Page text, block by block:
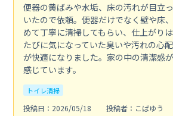
便器の黄ばみや水垢、床の汚れが目立
いたので依頼。便器だけでなく壁や床
めて丁寧に清掃してもらい、仕上がり
たびに気になっていた臭いや汚れの心
が快適になりました。家の中の清潔感
感じています。
トイレ清掃
投稿日：2026/05/18
投稿者：こばゆう